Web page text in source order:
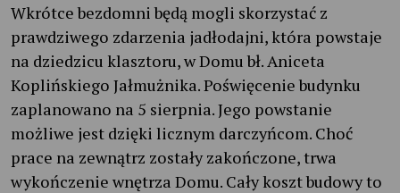
Wkrótce bezdomni będą mogli skorzystać z
prawdziwego zdarzenia jadłodajni, która powstaje
na dziedzicu klasztoru, w Domu bł. Aniceta
Koplińskiego Jałmużnika. Poświęcenie budynku
zaplanowano na 5 sierpnia. Jego powstanie
możliwe jest dzięki licznym darczyńcom. Choć
prace na zewnątrz zostały zakończone, trwa
wykończenie wnętrza Domu. Cały koszt budowy to